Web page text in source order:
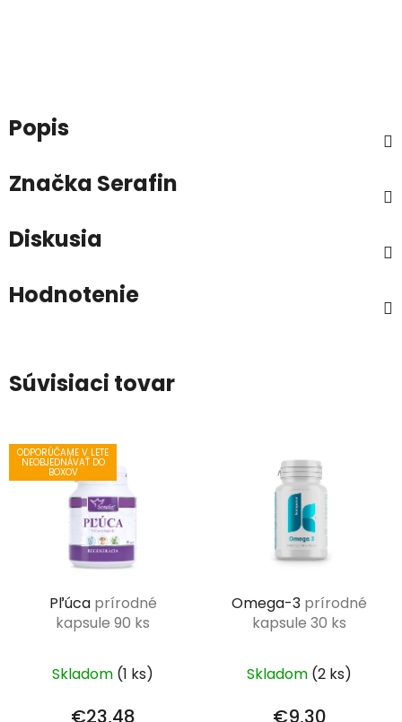
Popis
Značka Serafin
Diskusia
Hodnotenie
Súvisiaci tovar
ODPORÚČAME V LETE
NEOBJEDNÁVAŤ DO
BOXOV
Pľúca prírodné
kapsule 90 ks
Skladom (1 ks)
€23,48
Omega-3 prírodné
kapsule 30 ks
Skladom (2 ks)
€9,30